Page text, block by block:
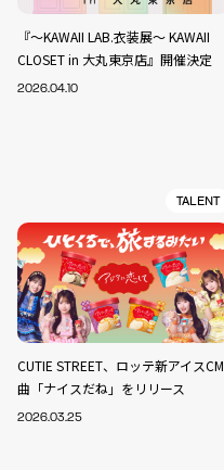
『～KAWAII LAB.衣装展～ KAWAII
CLOSET in 大丸東京店』開催決定
2026.04.10
TALENT
CUTIE STREET、ロッテ新アイスCM
曲「ナイスだね」をリリース
2026.03.25